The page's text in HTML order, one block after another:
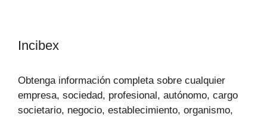
Incibex
Obtenga información completa sobre cualquier
empresa, sociedad, profesional, autónomo, cargo
societario, negocio, establecimiento, organismo,